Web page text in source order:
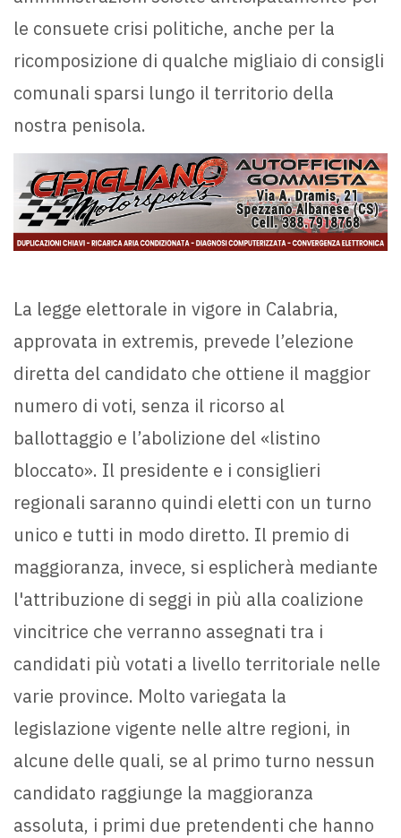
le consuete crisi politiche, anche per la
ricomposizione di qualche migliaio di consigli
comunali sparsi lungo il territorio della
nostra penisola.
La legge elettorale in vigore in Calabria,
approvata in extremis, prevede l’elezione
diretta del candidato che ottiene il maggior
numero di voti, senza il ricorso al
ballottaggio e l’abolizione del «listino
bloccato». Il presidente e i consiglieri
regionali saranno quindi eletti con un turno
unico e tutti in modo diretto. Il premio di
maggioranza, invece, si esplicherà mediante
l'attribuzione di seggi in più alla coalizione
vincitrice che verranno assegnati tra i
candidati più votati a livello territoriale nelle
varie province. Molto variegata la
legislazione vigente nelle altre regioni, in
alcune delle quali, se al primo turno nessun
candidato raggiunge la maggioranza
assoluta, i primi due pretendenti che hanno